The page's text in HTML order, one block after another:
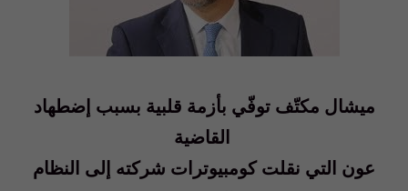
ميشال مكتّف توفّي بأزمة قلبية بسبب إضطهاد
القاضية
عون التي نقلت كومبيوترات شركته إلى النظام